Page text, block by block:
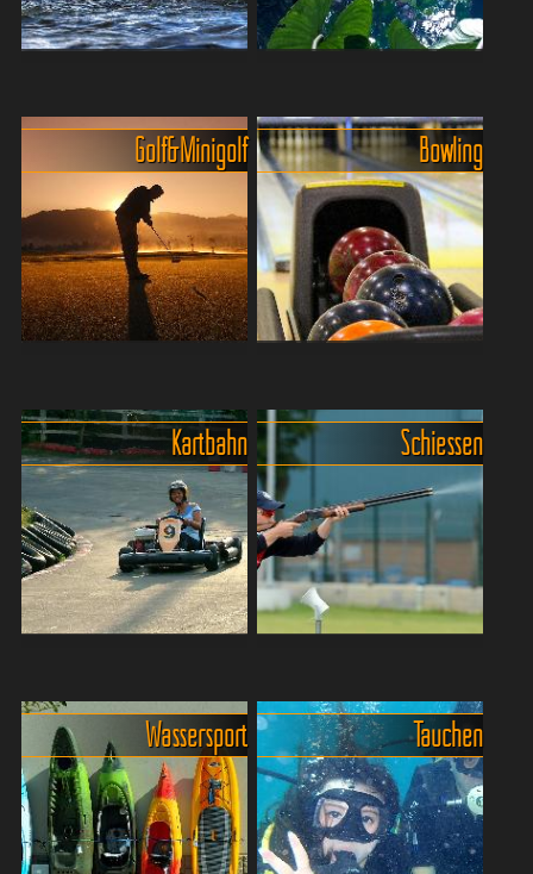
und Zorbing auf Phuket
Phuket, eine der
beliebtesten
Urlaubsdestinationen
Thailands, ist nicht nur für
seine atemberaubenden
Strände und pulsierende
Nachtleben bekannt, sond...
Dschungeltouren mit Jeep,
ATV oder mit dem
Crossmotorrad. Im
Gegensatz zu europäischen
Gefilden gibt es in Thailand
praktisch keine
Durchfahrtsbeschr...
Plätzen
Fünf Golfplätze mit 18-39
Lochanlagen verteilen sich
auf der Insel Phuket. Für
thailändische Verhältnisse
ist das Spielen, bei
Greenfees zwischen ca. ...
Golf & Minigolf
Schlechtwetterspass
Perfektes Sportbowling geht
anders… aber das muss im
Urlaub ja auch gar nicht
sein. Mit recht lauter
Partymusik, abends
farbenfroher
Discobeleuchtu...
Bowling
Im Urlaub immer wieder
richt Spass machen
aufregende Rennen unter
Freunden. Und hier wird im
Freien gefahren. Wer in den
europäischen
Kartbahn
Auf dem Weg vom Karon
Beach zur Chalong Bay
befindet sich rechter Hand
die "Phuket-Shooting-
Range". Wer mal richtig
ballern will, der ist hier
Schiessen
Wassersport Tauchen